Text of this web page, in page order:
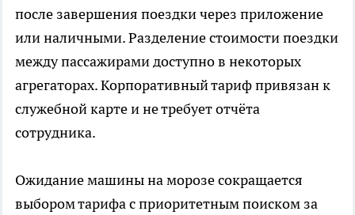
после завершения поездки через приложение
или наличными. Разделение стоимости поездки
между пассажирами доступно в некоторых
агрегаторах. Корпоративный тариф привязан к
служебной карте и не требует отчёта
сотрудника.
Ожидание машины на морозе сокращается
выбором тарифа с приоритетным поиском за